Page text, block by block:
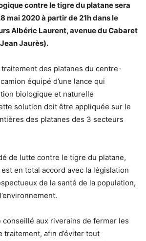
contre le tigre du platane sera
mai 2020 à partir de 21h dans le
Albéric Laurent, avenue du Cabaret
Jaurès).
des platanes du centre-
camion équipé d’une lance qui
biologique et naturelle
solution doit être appliquée sur le
des platanes des 3 secteurs
de lutte contre le tigre du platane,
en total accord avec la législation
de la santé de la population,
conseillé aux riverains de fermer les
traitement, afin d’éviter tout